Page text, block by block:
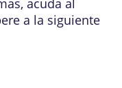
acuda al
a la siguiente